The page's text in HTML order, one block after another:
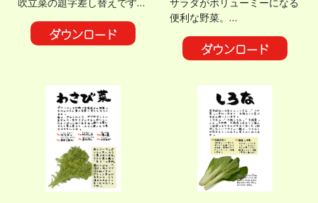
吹立菜の題字差し替えです…
ダウンロード
サラダがボリューミーになる
便利な野菜。…
ダウンロード